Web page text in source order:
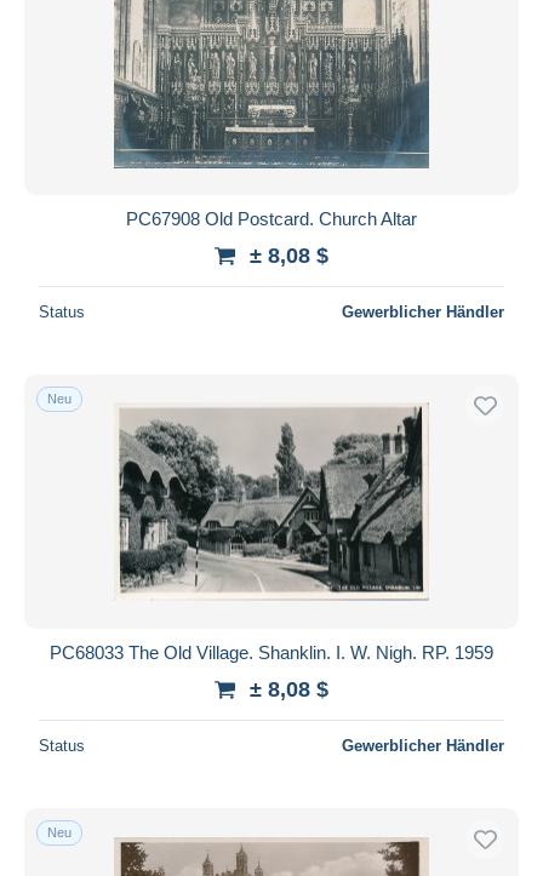
PC67908 Old Postcard. Church Altar
± 8,08 $
Status Gewerblicher Händler
Neu
PC68033 The Old Village. Shanklin. I. W. Nigh. RP. 1959
± 8,08 $
Status Gewerblicher Händler
Neu